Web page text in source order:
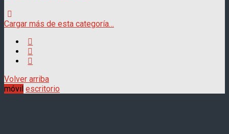
Cargar más de esta categoría…
Volver arriba
móvil escritorio